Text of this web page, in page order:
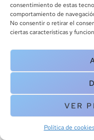
consentimiento de estas
comportamiento de
No consentir o retirar el
ciertas características y
VER
Política de cookies
Copyright © 2025 Canoa
cookies